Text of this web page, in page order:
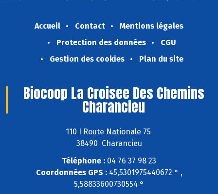
Accueil Contact
Mentions légales
Protection des données
CGU
Gestion des cookies
Plan du site
Biocoop La Croisee Des Chemins
Charancieu
110 I Route Nationale 75
38490 Charancieu
Téléphone : 04 76 37 98 23
Coordonnées GPS :45,5301975440672 ° ,
5,58833600730554 °